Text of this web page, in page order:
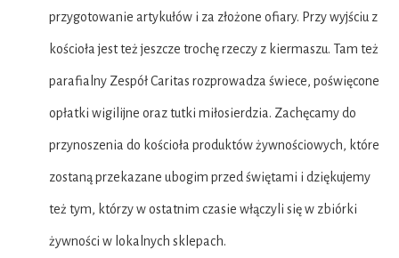
przygotowanie artykułów i za złożone ofiary. Przy wyjściu z
kościoła jest też jeszcze trochę rzeczy z kiermaszu. Tam też
parafialny Zespół Caritas rozprowadza świece, poświęcone
opłatki wigilijne oraz tutki miłosierdzia. Zachęcamy do
przynoszenia do kościoła produktów żywnościowych, które
zostaną przekazane ubogim przed świętami i dziękujemy
też tym, którzy w ostatnim czasie włączyli się w zbiórki
żywności w lokalnych sklepach.